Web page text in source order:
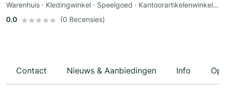
Warenhuis · Kledingwinkel · Speelgoed · Kantoorartikelenwinkel · Cadeauwinkel · Babywinkel
0.0
(0 Recensies)
Contact Nieuws & Aanbiedingen Info